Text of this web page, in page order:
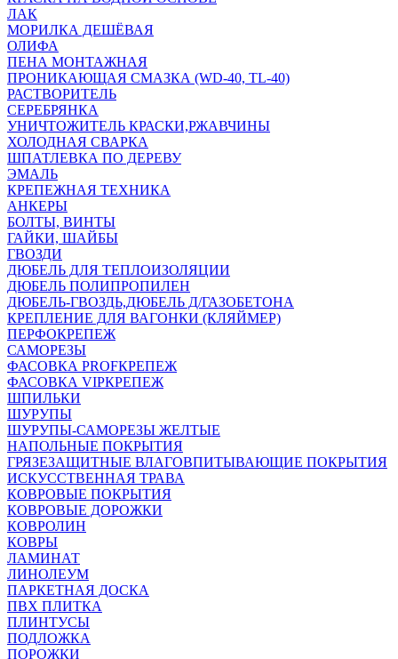
ЛАК
МОРИЛКА ДЕШЁВАЯ
ОЛИФА
ПЕНА МОНТАЖНАЯ
ПРОНИКАЮЩАЯ СМАЗКА (WD-40, TL-40)
РАСТВОРИТЕЛЬ
СЕРЕБРЯНКА
УНИЧТОЖИТЕЛЬ КРАСКИ,РЖАВЧИНЫ
ХОЛОДНАЯ СВАРКА
ШПАТЛЕВКА ПО ДЕРЕВУ
ЭМАЛЬ
КРЕПЕЖНАЯ ТЕХНИКА
АНКЕРЫ
БОЛТЫ, ВИНТЫ
ГАЙКИ, ШАЙБЫ
ГВОЗДИ
ДЮБЕЛЬ ДЛЯ ТЕПЛОИЗОЛЯЦИИ
ДЮБЕЛЬ ПОЛИПРОПИЛЕН
ДЮБЕЛЬ-ГВОЗДЬ,ДЮБЕЛЬ Д/ГАЗОБЕТОНА
КРЕПЛЕНИЕ ДЛЯ ВАГОНКИ (КЛЯЙМЕР)
ПЕРФОКРЕПЕЖ
САМОРЕЗЫ
ФАСОВКА PROFКРЕПЕЖ
ФАСОВКА VIPКРЕПЕЖ
ШПИЛЬКИ
ШУРУПЫ
ШУРУПЫ-САМОРЕЗЫ ЖЕЛТЫЕ
НАПОЛЬНЫЕ ПОКРЫТИЯ
ГРЯЗЕЗАЩИТНЫЕ ВЛАГОВПИТЫВАЮЩИЕ ПОКРЫТИЯ
ИСКУССТВЕННАЯ ТРАВА
КОВРОВЫЕ ПОКРЫТИЯ
КОВРОВЫЕ ДОРОЖКИ
КОВРОЛИН
КОВРЫ
ЛАМИНАТ
ЛИНОЛЕУМ
ПАРКЕТНАЯ ДОСКА
ПВХ ПЛИТКА
ПЛИНТУСЫ
ПОДЛОЖКА
ПОРОЖКИ